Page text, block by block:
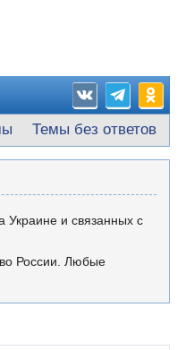
Темы без ответов
Украине и связанных с
России. Любые